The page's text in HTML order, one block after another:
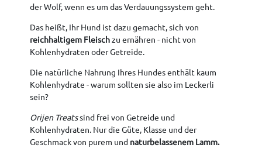
der Wolf, wenn es um das Verdauungssystem geht.
Das heißt, Ihr Hund ist dazu gemacht, sich von
reichhaltigem Fleischzu ernähren - nicht von
Kohlenhydraten oder Getreide.
Die natürliche Nahrung Ihres Hundes enthält kaum
Kohlenhydrate - warum sollten sie also im Leckerli
sein?
Orijen Treatssind frei von Getreide und
Kohlenhydraten. Nur die Güte, Klasse und der
Geschmack von purem und naturbelassenem Lamm.